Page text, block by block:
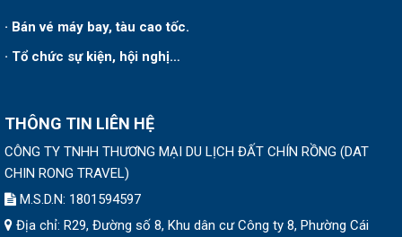
· Bán vé máy bay, tàu cao tốc.
· Tổ chức sự kiện, hội nghị…
THÔNG TIN LIÊN HỆ
CÔNG TY TNHH THƯƠNG MẠI DU LỊCH ĐẤT CHÍN RỒNG (DAT
CHIN RONG TRAVEL)
M.S.D.N: 1801594597
Địa chỉ: R29, Đường số 8, Khu dân cư Công ty 8, Phường Cái